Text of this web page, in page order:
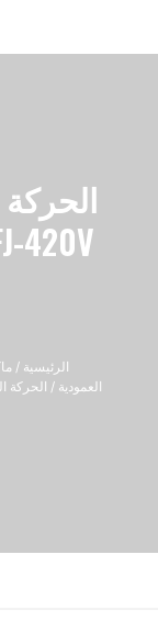
الرئيسية /
العمودية